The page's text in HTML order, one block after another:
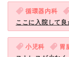
循環器内科
ここに入院して良
小児科 胃